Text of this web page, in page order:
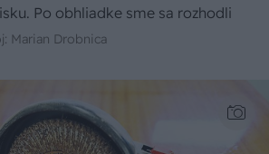
Po obhliadke sme sa rozhodli
Marian Drobnica